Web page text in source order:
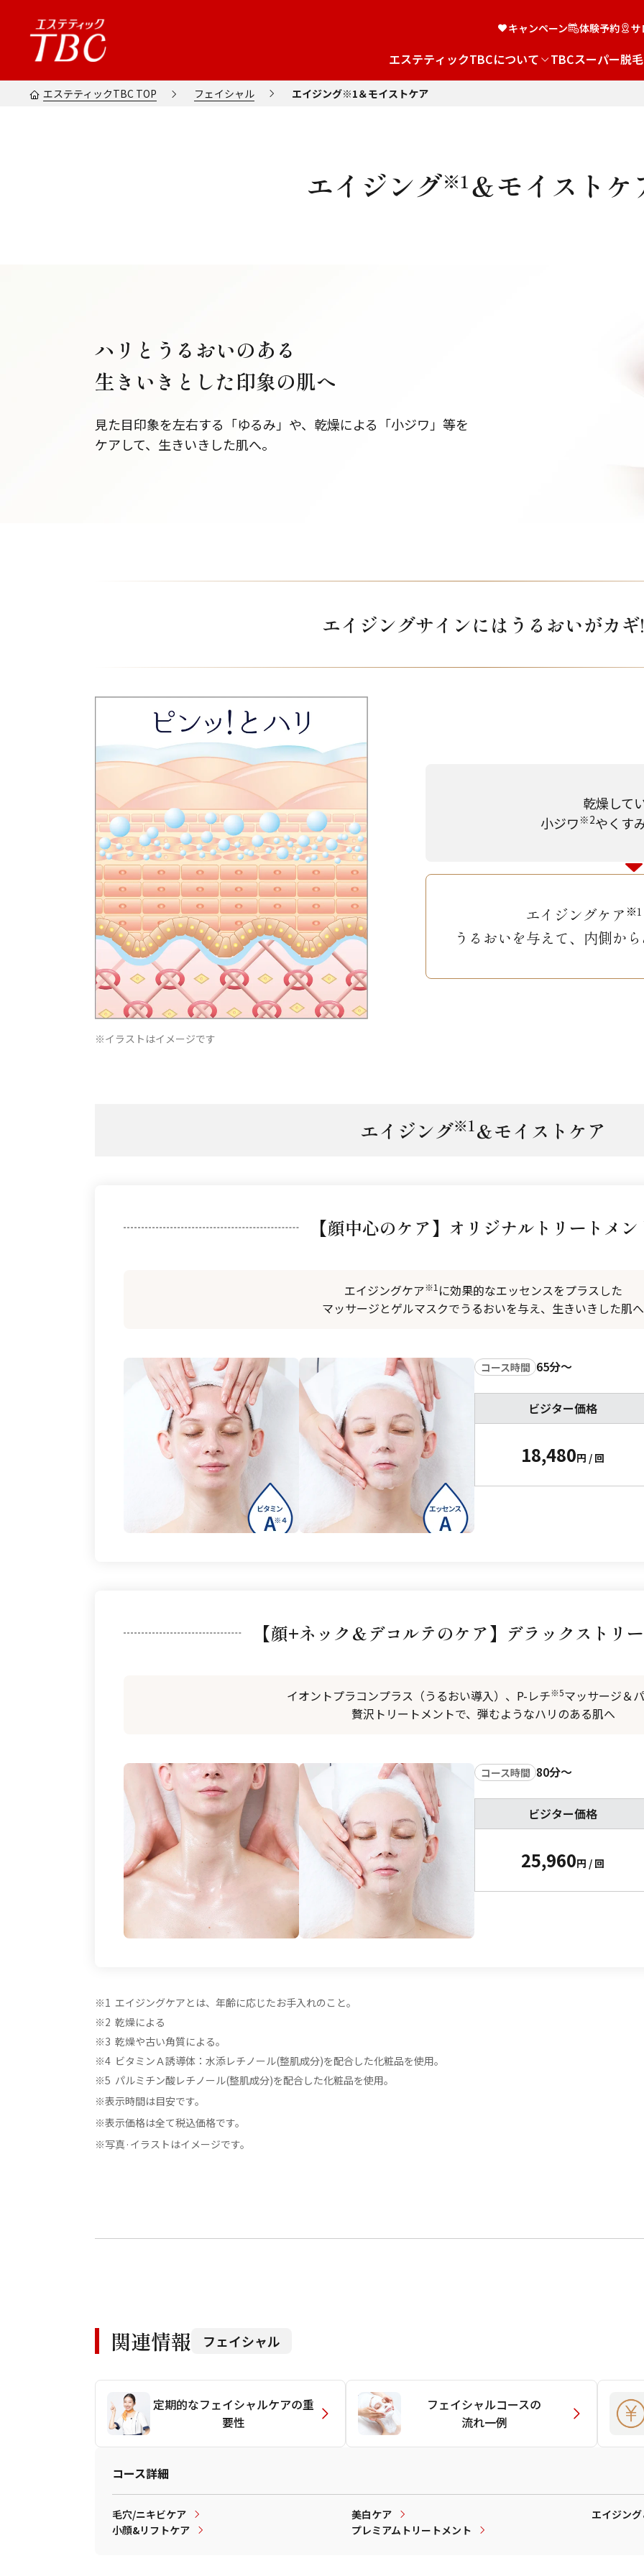
キャンペーン 体験予約 サ
エステティックTBCについて TBCスーパー脱毛
エステティックTBC TOP フェイシャル エイジング※1＆モイストケア
エイジング※1＆モイストケ
ハリとうるおいのある
生きいきとした印象の肌へ
見た目印象を左右する「ゆるみ」や、 乾燥による「小ジワ」等を
ケアして、生きいきした肌へ。
エイジングサインには うるおいがカギ!
イラストはイメージです
乾燥して
小ジワ ※2やくす
エイジングケア ※1
うるおいを与えて、 内側か
エイジング※1＆モイストケア
【顔中心のケア】 オリジナルトリートメン
エイジングケア※1 に効果的なエッセンスをプラスした
マッサージとゲルマスクでうるおいを与え、生きいきした肌へ
コース時間 65分〜
ビジター価格
18,480円 / 回
【顔+ネック＆デコルテのケア】 デラックストリ
イオントプラコンプラス（うるおい導入）、P-レチ※5マッサージ＆
贅沢トリートメントで、弾むようなハリのある肌へ
コース時間 80分〜
ビジター価格
25,960円 / 回
エイジングケアとは、年齢に応じたお手入れのこと。
乾燥による
乾燥や古い角質による。
ビタミンＡ誘導体：水添レチノール(整肌成分)を配合した化粧品を使用。
パルミチン酸レチノール(整肌成分)を配合した化粧品を使用。
表示時間は目安です。
表示価格は全て税込価格です。
写真·イラストはイメージです。
関連情報 フェイシャル
定期的なフェイシャルケアの重
要性
フェイシャルコースの
流れ一例
コース詳細
毛穴/ニキビケア 美白ケア
エイジン
小顔&リフトケア
プレミアムトリートメント